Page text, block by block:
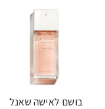
בושם לאישה שאנל